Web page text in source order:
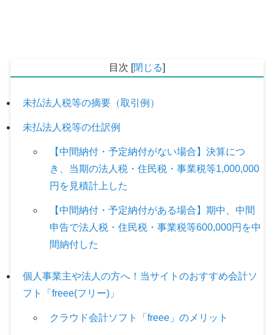
目次 [閉じる]
未払法人税等の摘要（取引例）
未払法人税等の仕訳例
【中間納付・予定納付がない場合】決算につ
き、当期の法人税・住民税・事業税等1,000,000
円を見積計上した
【中間納付・予定納付がある場合】期中、中間
申告で法人税・住民税・事業税等600,000円を中
間納付した
個人事業主や法人の方へ！当サイトのおすすめ会計ソ
フト「freee(フリー)」
クラウド会計ソフト「freee」のメリット